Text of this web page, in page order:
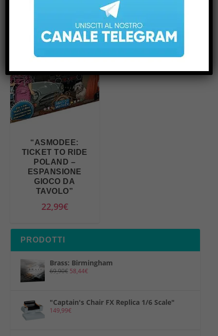
“ASMODEE:
TICKET TO RIDE
POLAND –
ESPANSIONE
GIOCO DA
TAVOLO”
22,99€
PRODOTTI
Brass: Birmingham
69,90€ 58,44€
"Captain's Chair FX Replica 1/6 Scale"
149,99€